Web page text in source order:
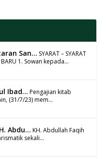
San... SYARAT – SYARAT
BARU 1. Sowan kepada...
Ibad... Pengajian kitab
(31/7/23) mem...
Abdu... KH. Abdullah Faqih
sekali...